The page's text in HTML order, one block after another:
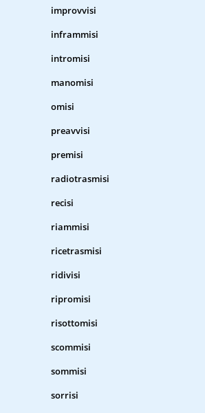
improvvisi
inframmisi
intromisi
manomisi
omisi
preavvisi
premisi
radiotrasmisi
recisi
riammisi
ricetrasmisi
ridivisi
ripromisi
risottomisi
scommisi
sommisi
sorrisi